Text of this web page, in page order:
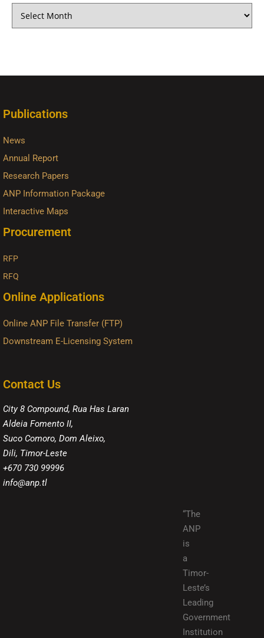
Publications
News
Annual Report
Research Papers
ANP Information Package
Interactive Maps
Procurement
RFP
RFQ
Online Applications
Online ANP File Transfer (FTP)
Downstream E-Licensing System
Contact Us
City 8 Compound, Rua Has Laran
Aldeia Fomento II,
Suco Comoro, Dom Aleixo,
Dili, Timor-Leste
+670 730 99996
info@anp.tl
“The
ANP
is
a
Timor-
Leste’s
Leading
Government
Institution